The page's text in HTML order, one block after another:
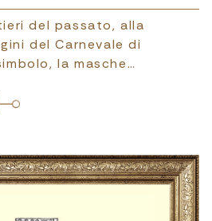
del passato, alla
del Carnevale di
la masche…